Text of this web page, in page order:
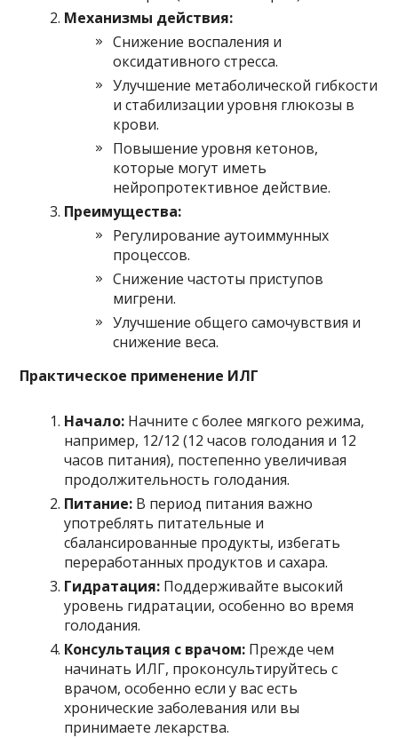
Механизмы действия:
Снижение воспаления и
оксидативного стресса.
Улучшение метаболической гибкости
и стабилизации уровня глюкозы в
крови.
Повышение уровня кетонов,
которые могут иметь
нейропротективное действие.
Преимущества:
Регулирование аутоиммунных
процессов.
Снижение частоты приступов
мигрени.
Улучшение общего самочувствия и
снижение веса.
Практическое применение ИЛГ
Начало: Начните с более мягкого режима,
например, 12/12 (12 часов голодания и 12
часов питания), постепенно увеличивая
продолжительность голодания.
Питание: В период питания важно
употреблять питательные и
сбалансированные продукты, избегать
переработанных продуктов и сахара.
Гидратация: Поддерживайте высокий
уровень гидратации, особенно во время
голодания.
Консультация с врачом: Прежде чем
начинать ИЛГ, проконсультируйтесь с
врачом, особенно если у вас есть
хронические заболевания или вы
принимаете лекарства.